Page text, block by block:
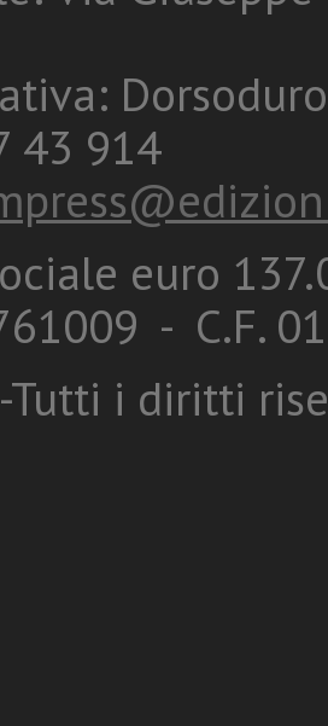
43 914
euro
- C.F.
Tutti i diritti